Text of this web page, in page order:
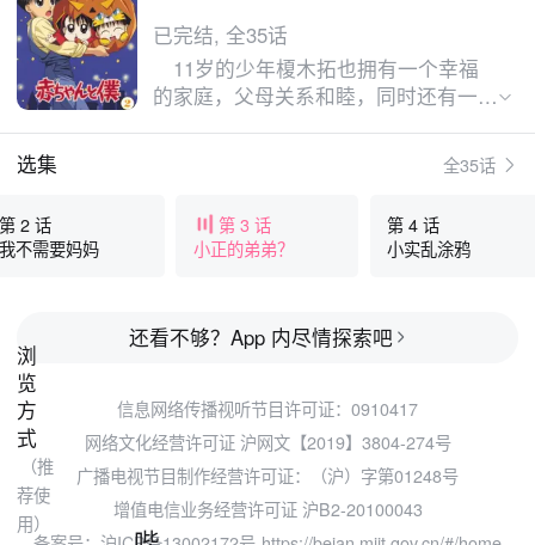
已完结, 全35话
11岁的少年榎木拓也拥有一个幸福
的家庭，父母关系和睦，同时还有一个
祸让他的生活发生了翻天覆地的变化，
母亲在车祸中丧生，在悲痛中，父亲榎
轻父亲的负担，拓也担负起了照顾弟弟
的责任。 小实可爱的性格给拓也
拓也的生活过得劳累但充实。在照顾弟
义，同时，失去母亲的伤痛，也随着时
间的流逝变成了一段段美好的回忆。
选集 全35话
第 2 话
我不需要妈妈
第 3 话
小正的弟弟？
第 4 话
小实乱涂鸦
还看不够？App 内尽情探索吧
信息网络传播视听节目许可证：0910417
网络文化经营许可证 沪网文【2019】3804-274号
广播电视节目制作经营许可证：（沪）字第01248号
增值电信业务经营许可证 沪B2-20100043